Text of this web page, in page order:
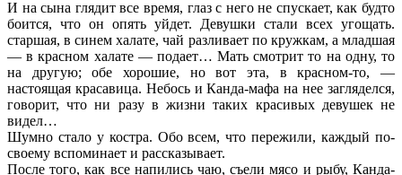
И на сына глядит все время, глаз с него не спускает, как будто
боится, что он опять уйдет. Девушки стали всех угощать.
старшая, в синем халате, чай разливает по кружкам, а младшая
— в красном халате — подает… Мать смотрит то на одну, то
на другую; обе хорошие, но вот эта, в красном-то, —
настоящая красавица. Небось и Канда-мафа на нее загляделся,
говорит, что ни разу в жизни таких красивых девушек не
видел…
Шумно стало у костра. Обо всем, что пережили, каждый по-
своему вспоминает и рассказывает.
После того, как все напились чаю, съели мясо и рыбу, Канда-